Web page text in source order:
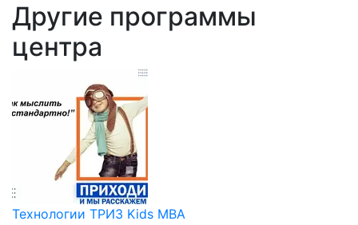
Другие программы
центра
Технологии ТРИЗ Kids MBA